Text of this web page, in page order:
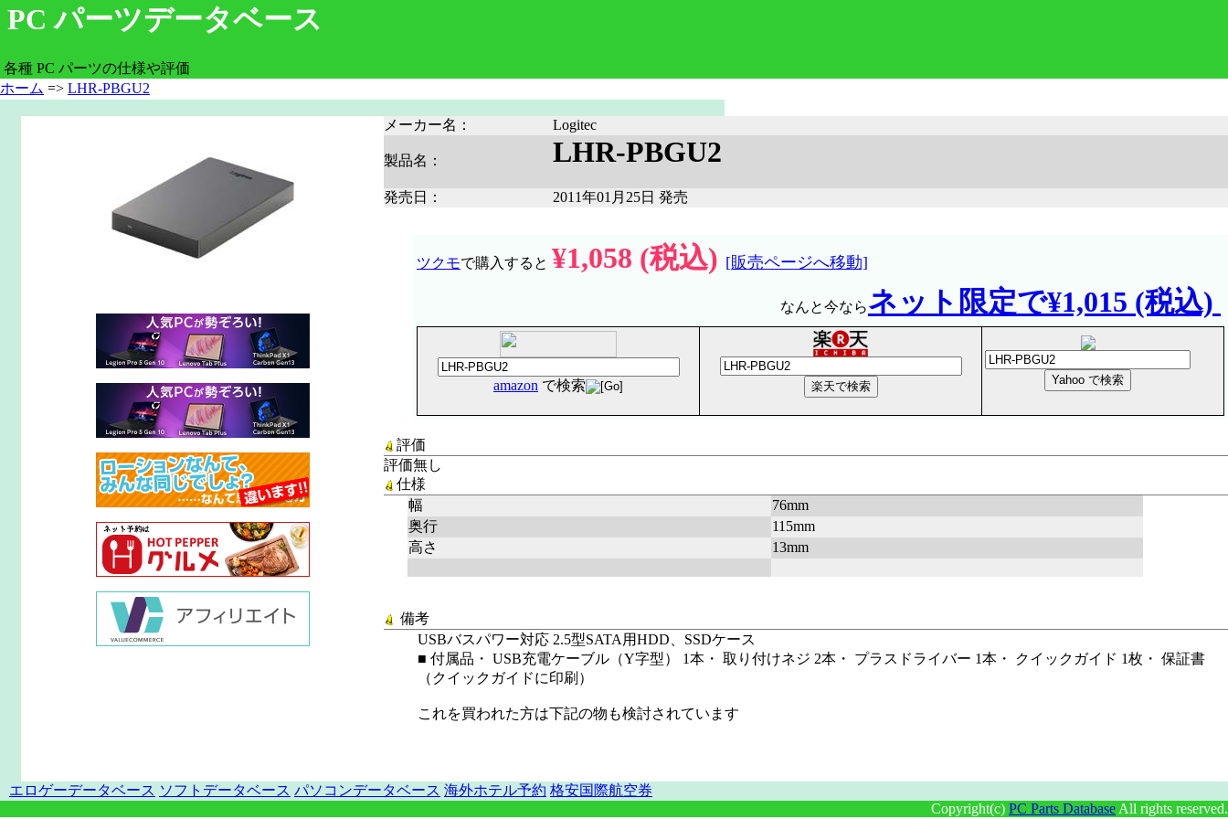
PC パーツデータベース
各種 PC パーツの仕様や評価
ホーム => LHR-PBGU2
メーカー名： Logitec
製品名： LHR-PBGU2
発売日： 2011年01月25日 発売
ツクモで購入すると ¥1,058 (税込) [販売ページへ移動]
なんと今ならネット限定で¥1,015 (税込)
amazon で検索
評価
評価無し
仕様
幅
76mm
奥行
115mm
高さ
13mm
備考
USBバスパワー対応 2.5型SATA用HDD、SSDケース
■ 付属品・ USB充電ケーブル（Y字型） 1本・ 取り付けネジ 2本・ プラスドライバー 1本・ クイックガイド 1枚・ 保証書
（クイックガイドに印刷）
これを買われた方は下記の物も検討されています
エロゲーデータベース ソフトデータベース パソコンデータベース 海外ホテル予約 格安国際航空券
Copyright(c) PC Parts Database All rights reserved.